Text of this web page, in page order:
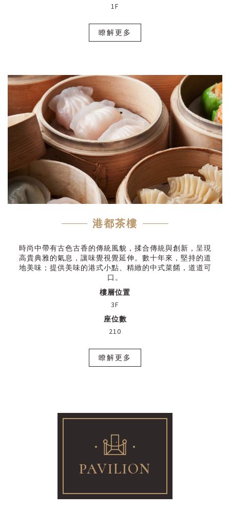
1F
瞭解更多
港都茶樓
時尚中帶有古色古香的傳統風貌，揉合傳統與創新，呈現
高貴典雅的氣息，讓味覺視覺延伸。數十年來，堅持的道
地美味；提供美味的港式小點、精緻的中式菜餚，道道可
口。
樓層位置
3F
座位數
210
瞭解更多
PAVILION